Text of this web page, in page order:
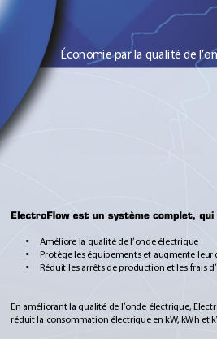
• Améliore la qualité de l’onde électrique
• Protège les équipements et augmente leur
• Réduit les arrêts de production et les frais
En améliorant la qualité de l’onde électrique,
réduit la consommation électrique en kW, kWh et
Économie par la qualité de